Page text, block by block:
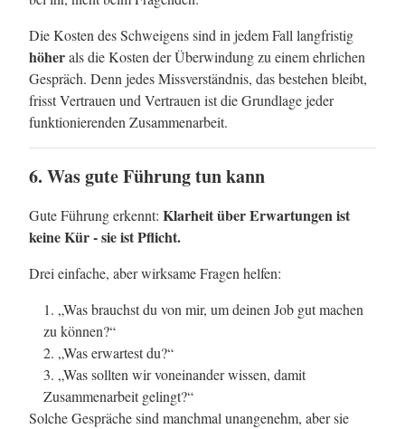
Die Kosten des Schweigens sind in jedem Fall langfristig
höherals die Kosten der Überwindung zu einem ehrlichen
Gespräch. Denn jedes Missverständnis, das bestehen bleibt,
frisst Vertrauen und Vertrauen ist die Grundlage jeder
funktionierenden Zusammenarbeit.
6. Was gute Führung tun kann
Gute Führung erkennt: Klarheit über Erwartungen ist
keine Kür - sie ist Pflicht.
Drei einfache, aber wirksame Fragen helfen:
„Was brauchst du von mir, um deinen Job gut machen
zu können?“
„Was erwartest du?“
„Was sollten wir voneinander wissen, damit
Zusammenarbeit gelingt?“
Solche Gespräche sind manchmal unangenehm, aber sie